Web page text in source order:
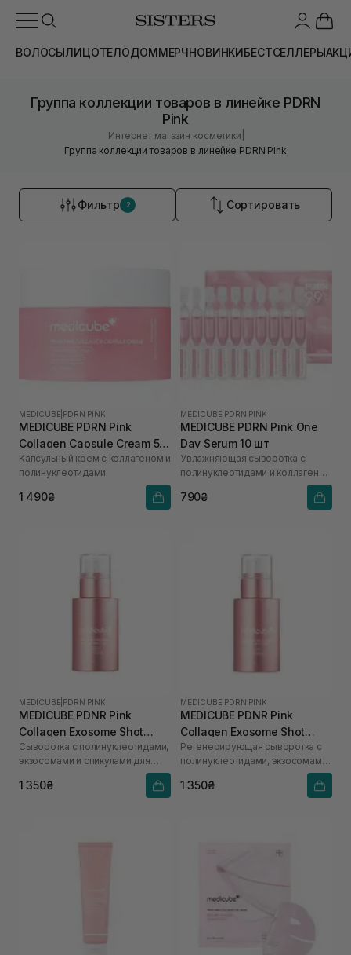
ВОЛОСЫЛИЦОТЕЛОДОММЕРЧНОВИНКИБЕСТСЕЛЛЕРЫ
Группа коллекции товаров в линейке PDRN
Pink
Интернет магазин косметики
Группа коллекции товаров в линейке PDRN Pink
Фильтр 2 Сортировать
MEDICUBE PDRN PINK
MEDICUBE PDRN Pink
Collagen Capsule Cream 55
г
Капсульный крем с коллагеном и
полинуклеотидами
1 490₴
MEDICUBE PDRN PINK
MEDICUBE PDRN Pink One
Day Serum 10 шт
Увлажняющая сыворотка с
полинуклеотидами и коллагеном
790₴
MEDICUBE PDRN PINK
MEDICUBE PDNR Pink
Collagen Exosome Shot
2000 30 мл
Сыворотка с полинуклеотидами,
экзосомами и спикулами для
ежедневного использования
1 350₴
MEDICUBE PDRN PINK
MEDICUBE PDNR Pink
Collagen Exosome Shot
7500 30 мл
Регенерирующая сыворотка с
полинуклеотидами, экзосомами
1 350₴